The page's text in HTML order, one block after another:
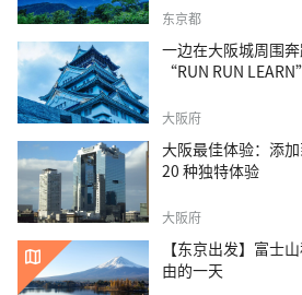
东京都
一边在大阪城周围
“RUN RUN
大阪府
大阪最佳体验：添
20 种独特体验
大阪府
【东京出发】富士
由的一天